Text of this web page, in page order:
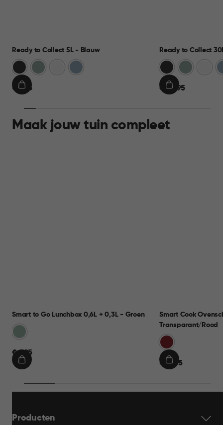
Ready to Collect 5L - Blauw
Donkergrijs
Groen Blauw
€€ 9,95
IN
Ready to Collect
Donkergrijs
Groen
€€ 24,95
IN
Maak jouw tuin compleet
Smart to Go Lunchbox 0,6L + 0,3L - Groen
Groen
€
9,95
€ 9,95
IN
Smart Cook
Transparant/Rood
Rood
€€ 19,95
IN
Producten